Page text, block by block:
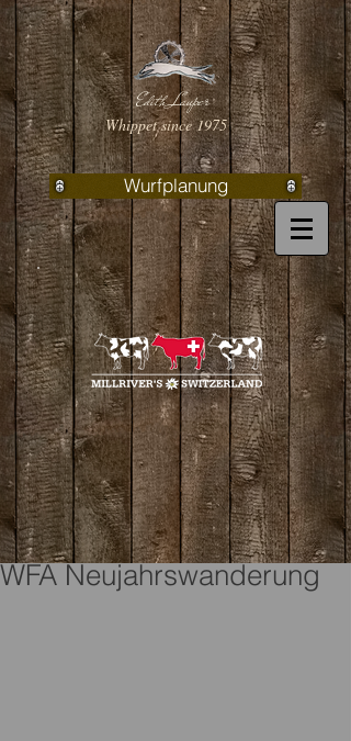
Edith Lauper
Whippet since 1975
Wurfplanung
WFA Neujahrswanderung